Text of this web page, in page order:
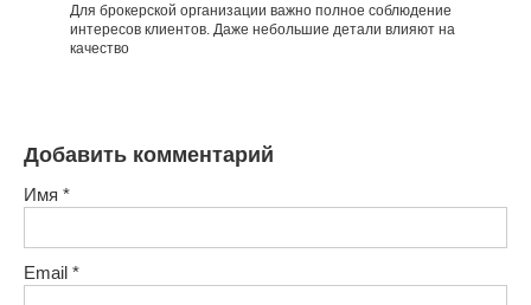
Для брокерской организации важно полное соблюдение
интересов клиентов. Даже небольшие детали влияют на
качество
Добавить комментарий
Имя *
Email *